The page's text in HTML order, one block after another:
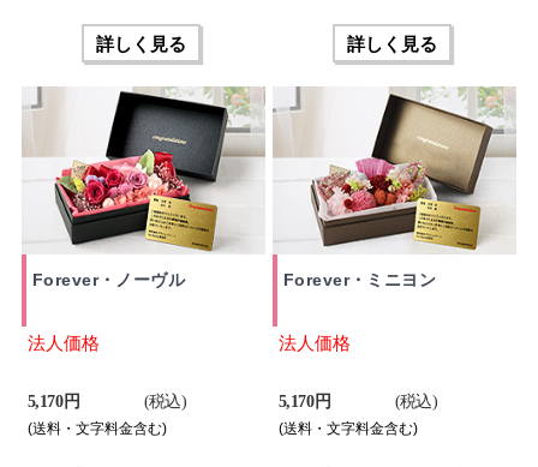
詳しく見る 詳しく見る
Forever・ノーヴル
法人価格
5,170 円 (税込)
(送料・文字料金含む)
Forever・ミニヨン
法人価格
5,170 円 (税込)
(送料・文字料金含む)